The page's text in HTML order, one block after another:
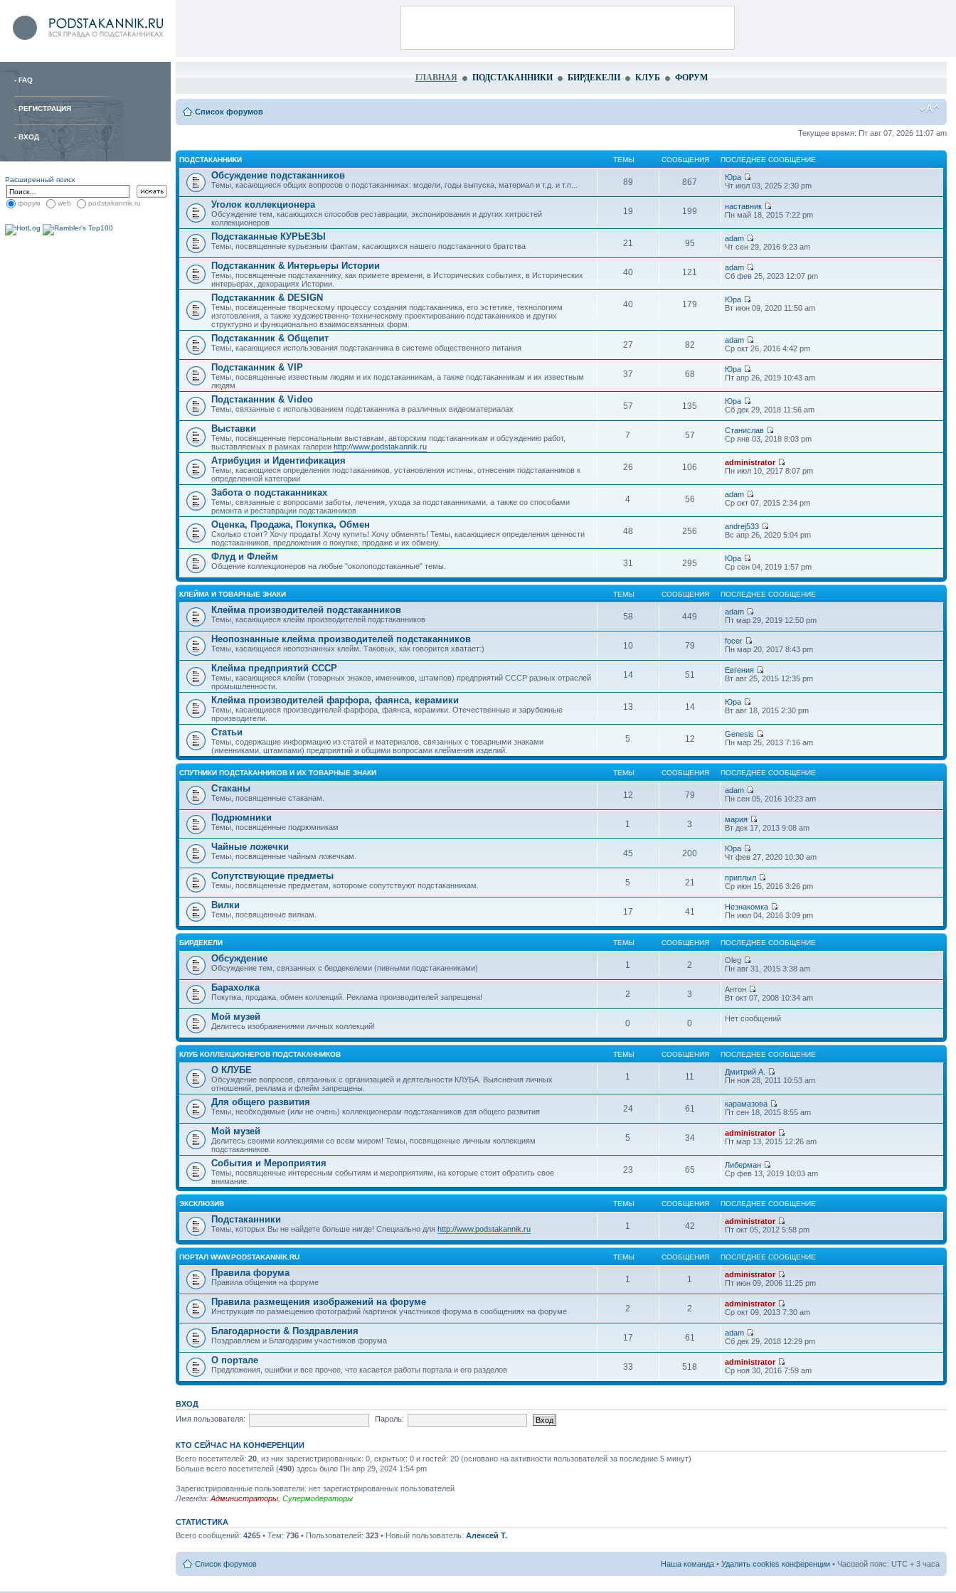
- FAQ
- РЕГИСТРАЦИЯ
- ВХОД
Расширенный поиск
форум web podstakannik.ru
ГЛАВНАЯ ПОДСТАКАННИКИ БИРДЕКЕЛИ КЛУБ ФОРУМ
Список форумов
Текущее время: Пт авг 07, 2026 11:07 am
ПОДСТАКАННИКИ ТЕМЫ СООБЩЕНИЯ ПОСЛЕДНЕЕ СООБЩЕНИЕ
Обсуждение подстаканников
Темы, касающиеся общих вопросов о подстаканниках: модели, годы выпуска, материал и т.д. и т.п... 89 867
Юра
Чт июл 03, 2025 2:30 pm
Уголок коллекционера
Обсуждение тем, касающихся способов реставрации, экспонирования и других хитростей
коллекционеров
19 199
наставник
Пн май 18, 2015 7:22 pm
Подстаканные КУРЬЕЗЫ
Темы, посвященные курьезным фактам, касающихся нашего подстаканного братства 21 95
adam
Чт сен 29, 2016 9:23 am
Подстаканник & Интерьеры Истории
Темы, посвященные подстаканнику, как примете времени, в Исторических событиях, в Исторических
интерьерах, декорациях Истории.
40 121
adam
Сб фев 25, 2023 12:07 pm
Подстаканник & DESIGN
Темы, посвященные творческому процессу создания подстаканника, его эстетике, технологиям
изготовления, а также художественно-техническому проектированию подстаканников и других
структурно и функционально взаимосвязанных форм.
40 179
Юра
Вт июн 09, 2020 11:50 am
Подстаканник & Общепит
Темы, касающиеся использования подстаканника в системе общественного питания 27 82
adam
Ср окт 26, 2016 4:42 pm
Подстаканник & VIP
Темы, посвященные известным людям и их подстаканникам, а также подстаканникам и их известным
людям
37 68
Юра
Пт апр 26, 2019 10:43 am
Подстаканник & Video
Темы, связанные с использованием подстаканника в различных видеоматериалах 57 135
Юра
Сб дек 29, 2018 11:56 am
Выставки
Темы, посвященные персональным выставкам, авторским подстаканникам и обсуждению работ,
выставляемых в рамках галереи http://www.podstakannik.ru
7 57
Станислав
Ср янв 03, 2018 8:03 pm
Атрибуция и Идентификация
Темы, касающиеся определения подстаканников, установления истины, отнесения подстаканников к
определенной категории
26 106
administrator
Пн июл 10, 2017 8:07 pm
Забота о подстаканниках
Темы, связанные с вопросами заботы, лечения, ухода за подстаканниками, а также со способами
ремонта и реставрации подстаканников
4 56
adam
Ср окт 07, 2015 2:34 pm
Оценка, Продажа, Покупка, Обмен
Сколько стоит? Хочу продать! Хочу купить! Хочу обменять! Темы, касающиеся определения ценности
подстаканников, предложения о покупке, продаже и их обмену.
48 256
andrej533
Вс апр 26, 2020 5:04 pm
Флуд и Флейм
Общение коллекционеров на любые "околоподстаканные" темы. 31 295
Юра
Ср сен 04, 2019 1:57 pm
КЛЕЙМА И ТОВАРНЫЕ ЗНАКИ ТЕМЫ СООБЩЕНИЯ ПОСЛЕДНЕЕ СООБЩЕНИЕ
Клейма производителей подстаканников
Темы, касающиеся клейм производителей подстаканников 58 449
adam
Пт мар 29, 2019 12:50 pm
Неопознанные клейма производителей подстаканников
Темы, касающиеся неопознанных клейм. Таковых, как говорится хватает:) 10 79
focer
Пн мар 20, 2017 8:43 pm
Клейма предприятий СССР
Темы, касающиеся клейм (товарных знаков, именников, штампов) предприятий СССР разных отраслей
промышленности.
14 51
Евгения
Вт авг 25, 2015 12:35 pm
Клейма производителей фарфора, фаянса, керамики
Темы, касающиеся производителей фарфора, фаянса, керамики. Отечественные и зарубежные
производители.
13 14
Юра
Вт авг 18, 2015 2:30 pm
Статьи
Темы, содержащие информацию из статей и материалов, связанных с товарными знаками
(именниками, штампами) предприятий и общими вопросами клеймения изделий.
5 12
Genesis
Пн мар 25, 2013 7:16 am
СПУТНИКИ ПОДСТАКАННИКОВ И ИХ ТОВАРНЫЕ ЗНАКИ ТЕМЫ СООБЩЕНИЯ ПОСЛЕДНЕЕ СООБЩЕНИЕ
Стаканы
Темы, посвященные стаканам. 12 79
adam
Пн сен 05, 2016 10:23 am
Подрюмники
Темы, посвященные подрюмникам 1 3
мария
Вт дек 17, 2013 9:08 am
Чайные ложечки
Темы, посвященные чайным ложечкам. 45 200
Юра
Чт фев 27, 2020 10:30 am
Сопутствующие предметы
Темы, посвященные предметам, котороые сопутствуют подстаканникам. 5 21
приплыл
Ср июн 15, 2016 3:26 pm
Вилки
Темы, посвященные вилкам. 17 41
Незнакомка
Пн июл 04, 2016 3:09 pm
БИРДЕКЕЛИ ТЕМЫ СООБЩЕНИЯ ПОСЛЕДНЕЕ СООБЩЕНИЕ
Обсуждение
Обсуждение тем, связанных с бердекелеми (пивными подстаканниками) 1 2
Oleg
Пн авг 31, 2015 3:38 am
Барахолка
Покупка, продажа, обмен коллекций. Реклама производителей запрещена! 2 3
Антон
Вт окт 07, 2008 10:34 am
Мой музей
Делитесь изображениями личных коллекций! 0 0 Нет сообщений
КЛУБ КОЛЛЕКЦИОНЕРОВ ПОДСТАКАННИКОВ ТЕМЫ СООБЩЕНИЯ ПОСЛЕДНЕЕ СООБЩЕНИЕ
О КЛУБЕ
Обсуждение вопросов, связанных с организацией и деятельности КЛУБА. Выяснения личных
отношений, реклама и флейм запрещены.
1 11
Дмитрий А.
Пн ноя 28, 2011 10:53 am
Для общего развития
Темы, необходимые (или не очень) коллекционерам подстаканников для общего развития 24 61
карамазова
Пт сен 18, 2015 8:55 am
Мой музей
Делитесь своими коллекциями со всем миром! Темы, посвященные личным коллекциям
подстаканников.
5 34
administrator
Пт мар 13, 2015 12:26 am
События и Мероприятия
Темы, посвященные интересным событиям и мероприятиям, на которые стоит обратить свое
внимание.
23 65
Либерман
Ср фев 13, 2019 10:03 am
ЭКСКЛЮЗИВ ТЕМЫ СООБЩЕНИЯ ПОСЛЕДНЕЕ СООБЩЕНИЕ
Подстаканники
Темы, которых Вы не найдете больше нигде! Специально для http://www.podstakannik.ru 1 42
administrator
Пт окт 05, 2012 5:58 pm
ПОРТАЛ WWW.PODSTAKANNIK.RU ТЕМЫ СООБЩЕНИЯ ПОСЛЕДНЕЕ СООБЩЕНИЕ
Правила форума
Правила общения на форуме 1 1
administrator
Пт июн 09, 2006 11:25 pm
Правила размещения изображений на форуме
Инструкция по размещению фотографий /картинок участников форума в сообщениях на форуме 2 2
administrator
Ср окт 09, 2013 7:30 am
Благодарности & Поздравления
Поздравляем и Благодарим участников форума 17 61
adam
Сб дек 29, 2018 12:29 pm
О портале
Предложения, ошибки и все прочее, что касается работы портала и его разделов 33 518
administrator
Ср ноя 30, 2016 7:59 am
ВХОД
Имя пользователя:
Пароль:
КТО СЕЙЧАС НА КОНФЕРЕНЦИИ
Всего посетителей: 20 , из них зарегистрированных: 0, скрытых: 0 и гостей: 20 (основано на активности пользователей за последние 5 минут)
Больше всего посетителей (490) здесь было Пн апр 29, 2024 1:54 pm
Зарегистрированные пользователи: нет зарегистрированных пользователей
Легенда: Администраторы Супермодераторы
СТАТИСТИКА
Всего сообщений: 4265 • Тем: 736 • Пользователей: 323 • Новый пользователь: Алексей Т.
Список форумов Наша команда • Удалить cookies конференции • Часовой пояс: UTC + 3 часа